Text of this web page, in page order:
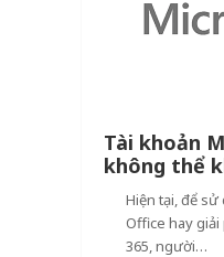
Tài khoản
không thể
Hiện tại, để sử
Office hay
365, người…